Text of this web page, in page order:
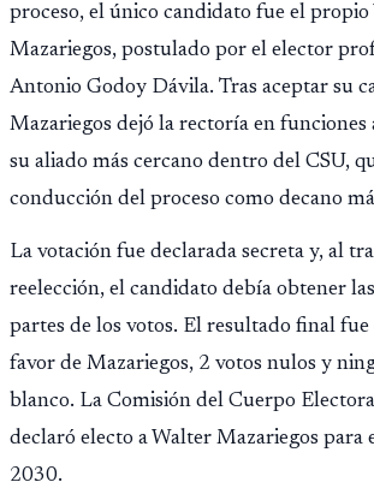
proceso, el único candidato fue el
Mazariegos, postulado por el elector
Antonio Godoy Dávila. Tras aceptar su
Mazariegos dejó la rectoría en funciones
su aliado más cercano dentro del CSU,
conducción del proceso como decano
La votación fue declarada secreta y, al
reelección, el candidato debía obtener
partes de los votos. El resultado final fue
favor de Mazariegos, 2 votos nulos y
blanco. La Comisión del Cuerpo
declaró electo a Walter Mazariegos
2030.